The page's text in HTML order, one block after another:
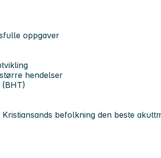
oppgaver
hendelser
(BHT)
befolkning den beste